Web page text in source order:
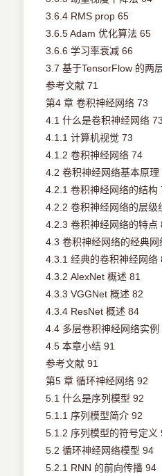
3.6.4 RMS prop 65
3.6.5 Adam 优化算法 65
3.6.6 学习率衰减 66
3.7 基于TensorFlow 的两
参考文献 71
第4 章 卷积神经网络 73
4.1 什么是卷积神经网络
4.1.1 计算机视觉 73
4.1.2 卷积神经网络 74
4.2 卷积神经网络基本原理
4.2.1 卷积神经网络的结构
4.2.2 卷积神经网络的层级
4.2.3 卷积神经网络的特点
4.3 卷积神经网络的经典网
4.3.1 经典的卷积神经网络
4.3.2 AlexNet 概述 81
4.3.3 VGGNet 概述 82
4.3.4 ResNet 概述 84
4.4 多层卷积神经网络实例
4.5 本章小结 91
参考文献 91
第5 章 循环神经网络 92
5.1 什么是序列模型 92
5.1.1 序列模型简介 92
5.1.2 序列模型的符号定义
5.2 循环神经网络模型 94
5.2.1 RNN 的前向传播 94